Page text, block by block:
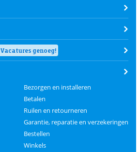
Vacatures genoeg!
Bezorgen en installeren
Betalen
Ruilen en retourneren
Garantie, reparatie en verzekeringen
Bestellen
Winkels